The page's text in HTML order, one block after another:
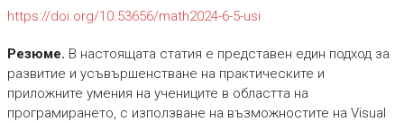
https://doi.org/10.53656/math2024-6-5-usi
Резюме. В настоящата статия е представен един подход за
развитие и усъвършенстване на практическите и
приложните умения на учениците в областта на
програмирането, с използване на възможностите на Visual